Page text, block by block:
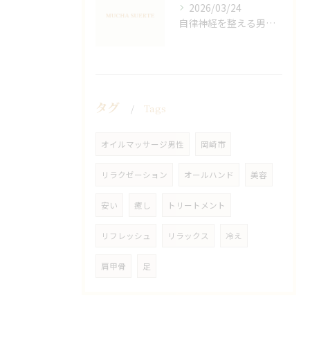
2026/03/24
自律神経を整える男性オイルマッサージ
タグ Tags
オイルマッサージ男性 岡崎市
リラクゼーション オールハンド 美容
安い 癒し トリートメント
リフレッシュ リラックス 冷え
肩甲骨 足